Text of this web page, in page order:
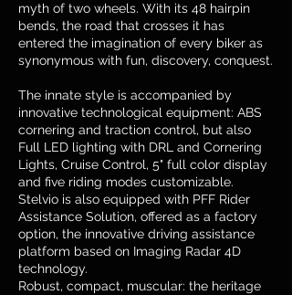
myth of two wheels. With its 48 hairpin
bends, the road that crosses it has
entered the imagination of every biker as
synonymous with fun, discovery, conquest.
The innate style is accompanied by
innovative technological equipment: ABS
cornering and traction control, but also
Full LED lighting with DRL and Cornering
Lights, Cruise Control, 5" full color display
and five riding modes customizable.
Stelvio is also equipped with PFF Rider
Assistance Solution, offered as a factory
option, the innovative driving assistance
platform based on Imaging Radar 4D
technology.
Robust, compact, muscular: the heritage